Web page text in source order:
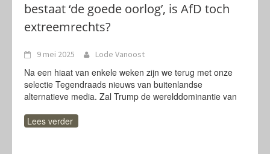
bestaat ‘de goede oorlog’, is AfD toch
extreemrechts?
9 mei 2025 Lode Vanoost
Na een hiaat van enkele weken zijn we terug met onze
selectie Tegendraads nieuws van buitenlandse
alternatieve media. Zal Trump de werelddominantie van
Lees verder